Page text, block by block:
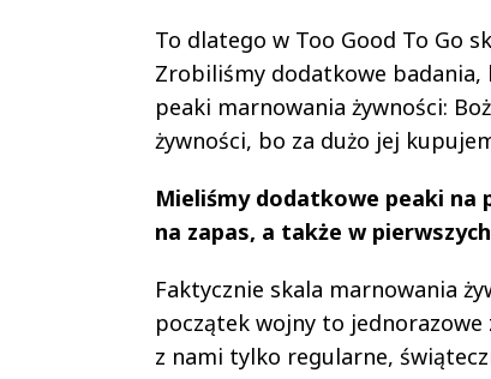
To dlatego w Too Good To Go
Zrobiliśmy dodatkowe badania,
peaki marnowania żywności:
żywności, bo za dużo jej
Mieliśmy dodatkowe peaki na
na zapas, a także w
Faktycznie skala marnowania
początek wojny to
z nami tylko regularne,